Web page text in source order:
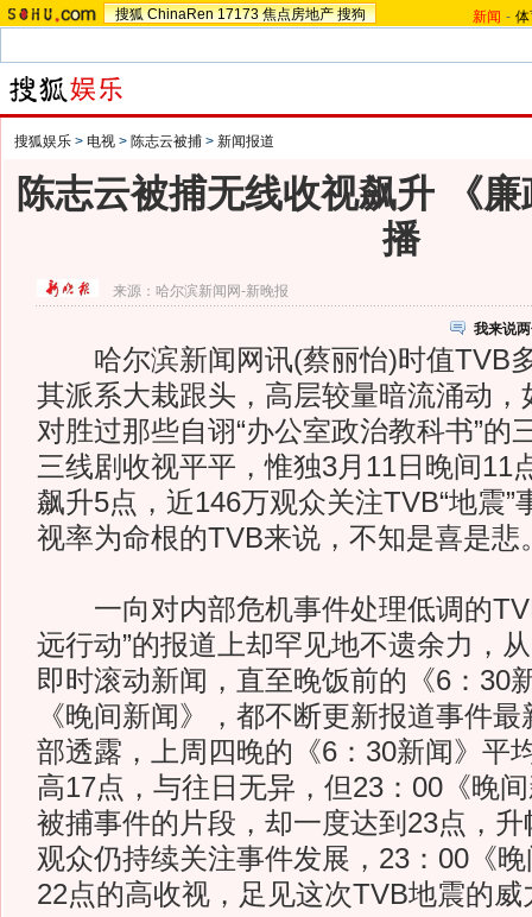
搜狐 ChinaRen 17173 焦点房地产 搜狗 新闻 -
搜狐娱乐 > 电视 > 陈志云被捕 > 新闻报道
陈志云被捕无线收视飙升 《
播
来源： 哈尔滨新闻网-新晚报
我来说
哈尔滨新闻网讯(蔡丽怡)时值TVB
其派系大栽跟头，高层较量暗流涌动，
对胜过那些自诩“办公室政治教科书”的
三线剧收视平平，惟独3月11日晚间11
飙升5点，近146万观众关注TVB“地震”
视率为命根的TVB来说，不知是喜是悲
一向对内部危机事件处理低调的
远行动”的报道上却罕见地不遗余力，
即时滚动新闻，直至晚饭前的《6：30
《晚间新闻》，都不断更新报道事件
部透露，上周四晚的《6：30新闻》平
高17点，与往日无异，但23：00《晚
被捕事件的片段，却一度达到23点，
观众仍持续关注事件发展，23：00《
22点的高收视，足见这次TVB地震的威